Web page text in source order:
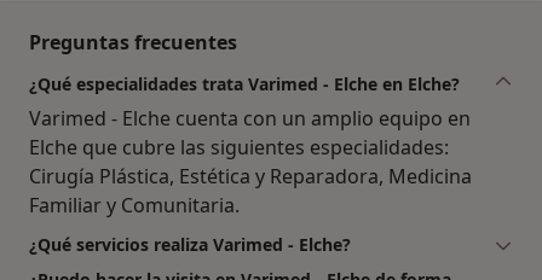
Preguntas frecuentes
¿Qué especialidades trata Varimed - Elche en Elche?
Varimed - Elche cuenta con un amplio equipo en
Elche que cubre las siguientes especialidades:
Cirugía Plástica, Estética y Reparadora, Medicina
Familiar y Comunitaria.
¿Qué servicios realiza Varimed - Elche?